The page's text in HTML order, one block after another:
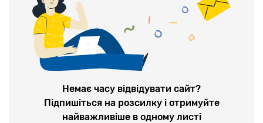
Немає часу відвідувати сайт?
Підпишіться на розсилку і отримуйте
найважливіше в одному листі